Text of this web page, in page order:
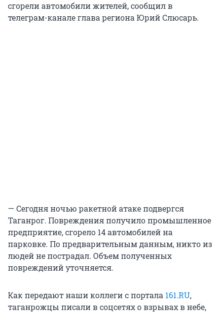
сгорели автомобили жителей, сообщил в
телеграм-канале глава региона Юрий Слюсарь.
— Сегодня ночью ракетной атаке подвергся
Таганрог. Повреждения получило промышленное
предприятие, сгорело 14 автомобилей на
парковке. По предварительным данным, никто из
людей не пострадал. Объем полученных
повреждений уточняется.
Как передают наши коллеги с портала 161.RU,
таганрожцы писали в соцсетях о взрывах в небе,